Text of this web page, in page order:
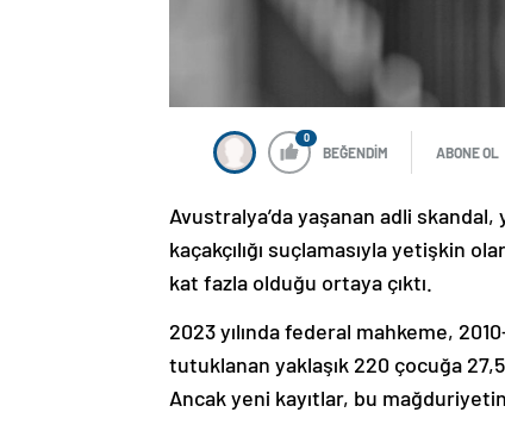
0
BEĞENDİM ABONE OL
Avustralya’da yaşanan adli
kaçakçılığı suçlamasıyla yetişkin
kat fazla olduğu ortaya çıktı.
2023 yılında federal mahkeme,
tutuklanan yaklaşık 220 çocuğa
Ancak yeni kayıtlar, bu